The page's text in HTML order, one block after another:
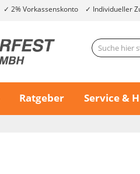
2% Vorkassenskonto Individueller
Ratgeber Service &